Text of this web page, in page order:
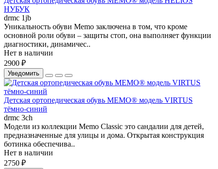
НУБУК
drmc 1jb
Уникальность обуви Memo заключена в том, что кроме
основной роли обуви – защиты стоп, она выполняет функции
диагностики, динамичес..
Нет в наличии
2900 ₽
Уведомить
Детская ортопедическая обувь MEMO® модель VIRTUS
тёмно-синий
drmc 3ch
Модели из коллекции Memo Classic это сандалии для детей,
предназначенные для улицы и дома. Открытая конструкция
ботинка обеспечива..
Нет в наличии
2750 ₽